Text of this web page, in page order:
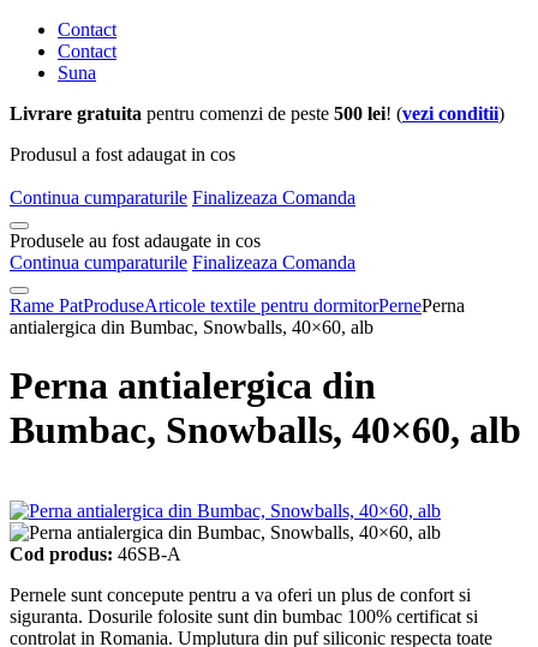
Contact
Contact
Suna
Livrare gratuita pentru comenzi de peste 500 lei! (vezi conditii)
Produsul a fost adaugat in cos
Continua cumparaturile Finalizeaza Comanda
Produsele au fost adaugate in cos
Continua cumparaturile Finalizeaza Comanda
Rame PatProduseArticole textile pentru dormitorPernePerna
antialergica din Bumbac, Snowballs, 40×60, alb
Perna antialergica din
Bumbac, Snowballs, 40×60, alb
Cod produs: 46SB-A
Pernele sunt concepute pentru a va oferi un plus de confort si
siguranta. Dosurile folosite sunt din bumbac 100% certificat si
controlat in Romania. Umplutura din puf siliconic respecta toate